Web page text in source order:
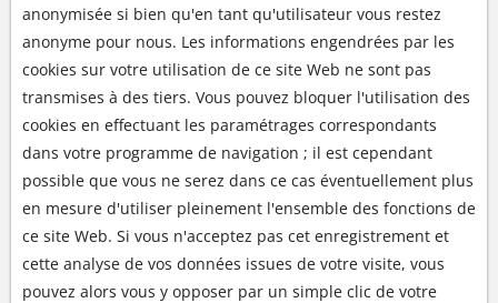
anonymisée si bien qu'en tant qu'utilisateur vous restez
anonyme pour nous. Les informations engendrées par les
cookies sur votre utilisation de ce site Web ne sont pas
transmises à des tiers. Vous pouvez bloquer l'utilisation des
cookies en effectuant les paramétrages correspondants
dans votre programme de navigation ; il est cependant
possible que vous ne serez dans ce cas éventuellement plus
en mesure d'utiliser pleinement l'ensemble des fonctions de
ce site Web. Si vous n'acceptez pas cet enregistrement et
cette analyse de vos données issues de votre visite, vous
pouvez alors vous y opposer par un simple clic de votre